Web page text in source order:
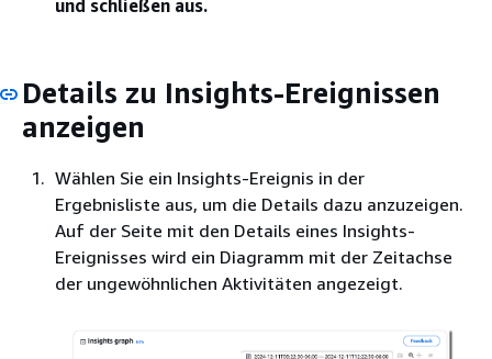
und schließen aus.
Details zu Insights-Ereignissen
anzeigen
Wählen Sie ein Insights-Ereignis in der
Ergebnisliste aus, um die Details dazu anzuzeigen.
Auf der Seite mit den Details eines Insights-
Ereignisses wird ein Diagramm mit der Zeitachse
der ungewöhnlichen Aktivitäten angezeigt.